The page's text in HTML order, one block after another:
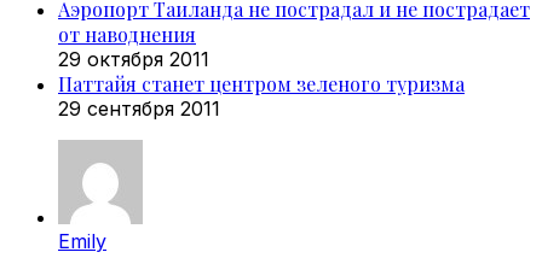
Аэропорт Таиланда не пострадал и не пострадает
от наводнения
29 октября 2011
Паттайя станет центром зеленого туризма
29 сентября 2011
Emily